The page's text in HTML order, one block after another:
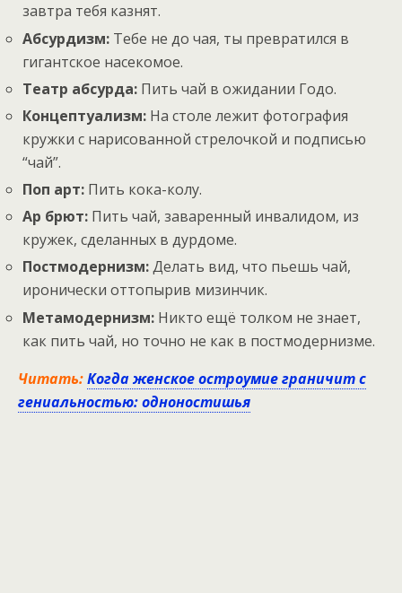
завтра тебя казнят.
Абсурдизм: Тебе не до чая, ты превратился в
гигантское насекомое.
Театр абсурда: Пить чай в ожидании Годо.
Концептуализм: На столе лежит фотография
кружки с нарисованной стрелочкой и подписью
“чай”.
Поп арт: Пить кока-колу.
Ар брют: Пить чай, заваренный инвалидом, из
кружек, сделанных в дурдоме.
Постмодернизм:Делать вид, что пьешь чай,
иронически оттопырив мизинчик.
Метамодернизм: Никто ещё толком не знает,
как пить чай, но точно не как в постмодернизме.
Читать:Когда женское остроумие граничит с
гениальностью: одноностишья